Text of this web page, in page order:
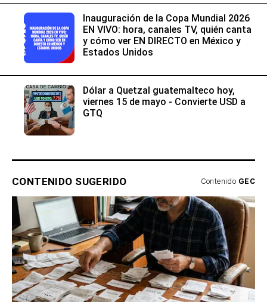
Inauguración de la Copa Mundial 2026
EN VIVO: hora, canales TV, quién canta
y cómo ver EN DIRECTO en México y
Estados Unidos
Dólar a Quetzal guatemalteco hoy,
viernes 15 de mayo - Convierte USD a
GTQ
CONTENIDO SUGERIDO Contenido GEC